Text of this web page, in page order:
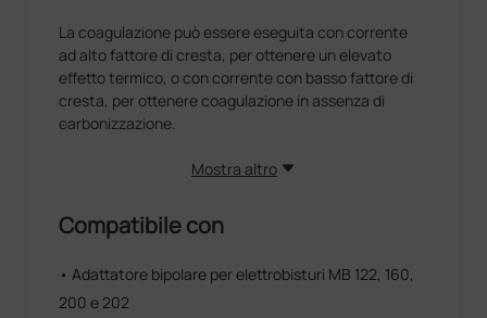
La coagulazione può essere eseguita con corrente
ad alto fattore di cresta, per ottenere un elevato
effetto termico, o con corrente con basso fattore di
cresta, per ottenere coagulazione in assenza di
carbonizzazione.
Sono utilizzati i circuiti e gli elementi elettronici più
affidabili e sicure. In questo modo sono stati evitati
problemi di riscaldamento eccessivo dell'unità e
raffreddamento forzato, sconsigliati per la diffusione
di batteri nel campo operatorio.
Mostra altro
Compatibile con
• Adattatore bipolare per elettrobisturi MB 122, 160,
200 e 202